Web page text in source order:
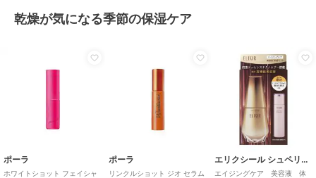
乾燥が気になる季節の保湿ケア
ポーラ
ホワイトショット フェイシャ
ポーラ
リンクルショット ジオ セラム
エリクシール シュペリエル
エイジングケア 美容液 体